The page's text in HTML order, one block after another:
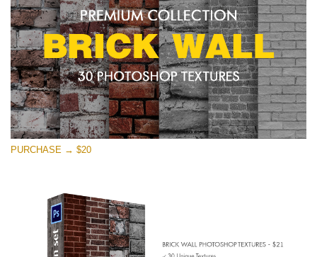
Large 6000*4000px
Entire Collection
(1783 Overlays)
Large 6000*4000px
Ingyenes letöltés
PURCHASE → $20